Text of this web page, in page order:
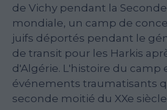
de Vichy pendant la
mondiale, un camp de
juifs déportés pendant le
de transit pour les Harkis
d'Algérie. L'histoire du camp
événements traumatisants
seconde moitié du XXe